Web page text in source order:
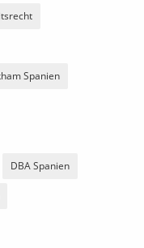
Spanien
DBA Spanien